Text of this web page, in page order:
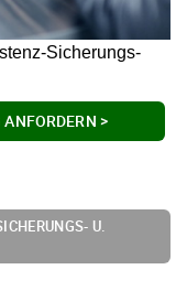
Sicherungs-
>
U.